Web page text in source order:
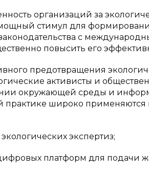
организаций за
стимул для
с
повысить его
предотвращения
активисты и
окружающей среды и
широко применяются
экспертиз;
платформ для подачи